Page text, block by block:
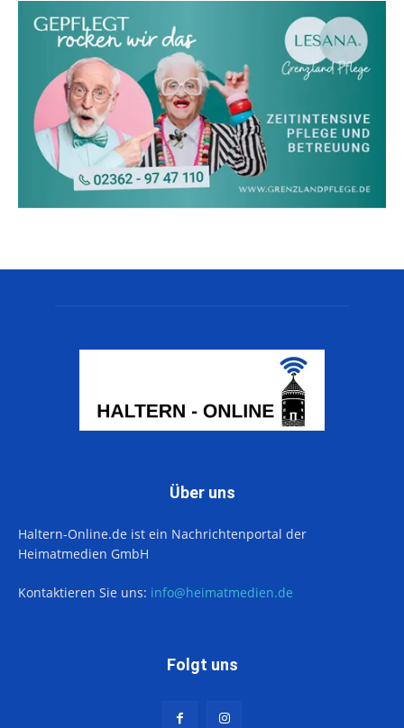
Über uns
Haltern-Online.de ist ein Nachrichtenportal der
Heimatmedien GmbH
Kontaktieren Sie uns: info@heimatmedien.de
Folgt uns